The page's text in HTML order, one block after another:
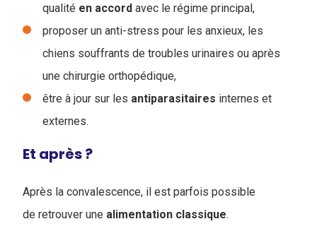
qualité en accord avec le régime principal,
proposer un anti-stress pour les anxieux, les
chiens souffrants de troubles urinaires ou après
une chirurgie orthopédique,
être à jour sur les antiparasitaires internes et
externes.
Et après ?
Après la convalescence, il est parfois possible
de retrouver une alimentation classique.